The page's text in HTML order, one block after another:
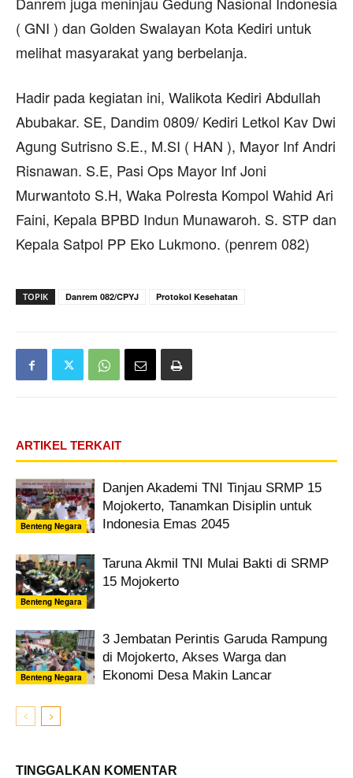
( GNI ) dan Golden Swalayan Kota Kediri untuk
melihat masyarakat yang berbelanja.
Hadir pada kegiatan ini, Walikota Kediri Abdullah
Abubakar. SE, Dandim 0809/ Kediri Letkol Kav Dwi
Agung Sutrisno S.E., M.SI ( HAN ), Mayor Inf Andri
Risnawan. S.E, Pasi Ops Mayor Inf Joni
Murwantoto S.H, Waka Polresta Kompol Wahid Ari
Faini, Kepala BPBD Indun Munawaroh. S. STP dan
Kepala Satpol PP Eko Lukmono. (penrem 082)
TOPIK Danrem 082/CPYJ Protokol Kesehatan
ARTIKEL TERKAIT
Benteng Negara
Danjen Akademi TNI Tinjau SRMP 15
Mojokerto, Tanamkan Disiplin untuk
Indonesia Emas 2045
Benteng Negara
Taruna Akmil TNI Mulai Bakti di SRMP
15 Mojokerto
Benteng Negara
3 Jembatan Perintis Garuda Rampung
di Mojokerto, Akses Warga dan
Ekonomi Desa Makin Lancar
TINGGALKAN KOMENTAR